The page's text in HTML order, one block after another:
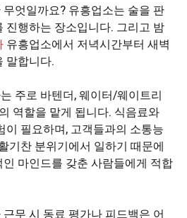
엇일까요? 유흥업소는 술을 판
진행하는 장소입니다. 그리고 밤
유흥업소에서 저녁시간부터 새벽
말합니다.
주로 바텐더, 웨이터/웨이트리
역할을 맡게 됩니다. 식음료와
이 필요하며, 고객들과의 소통능
기찬 분위기에서 일하기 때문에
마인드를 갖춘 사람들에게 적합
무 시 동료 평가나 피드백은 어